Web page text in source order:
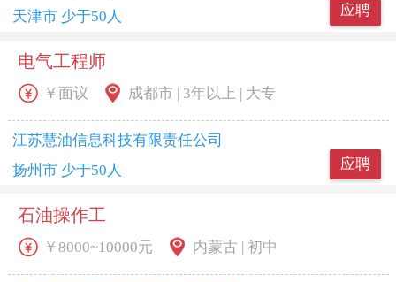
应聘
天津市 少于50人
电气工程师
应聘
￥面议 成都市 | 3年以上 | 大专
江苏慧油信息科技有限责任公司
扬州市 少于50人
石油操作工
￥8000~10000元 内蒙古 | 初中